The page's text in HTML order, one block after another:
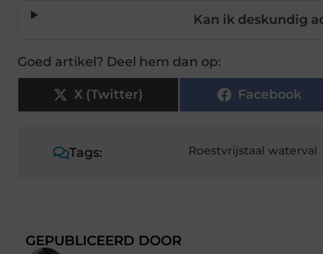
Kan ik deskundig
Goed artikel? Deel hem dan op:
X (Twitter) Facebook
Tags: Roestvrijstaal waterval
GEPUBLICEERD DOOR